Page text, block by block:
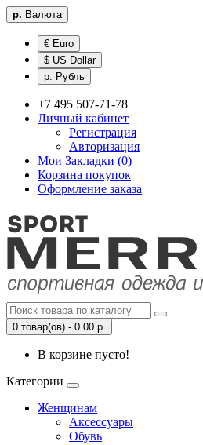
р. Валюта
€ Euro
$ US Dollar
р. Рубль
+7 495 507-71-78
Личный кабинет
Регистрация
Авторизация
Мои Закладки (0)
Корзина покупок
Оформление заказа
0 товар(ов) - 0.00 р.
В корзине пусто!
Категории
Женщинам
Аксессуары
Обувь